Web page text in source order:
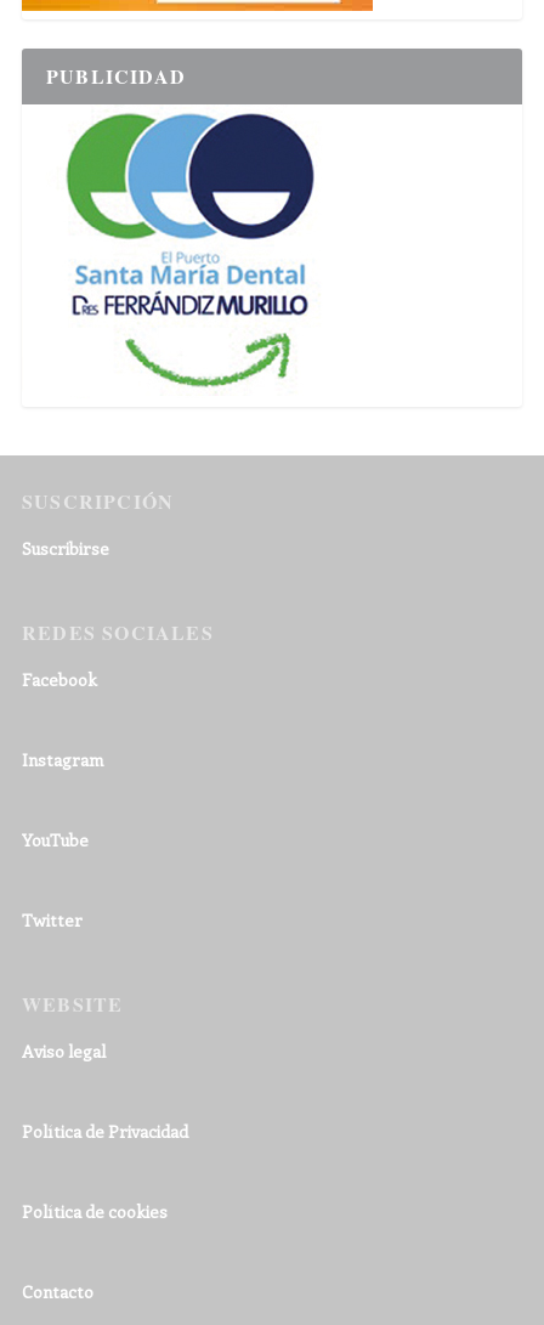
PUBLICIDAD
SUSCRIPCIÓN
Suscribirse
REDES SOCIALES
Facebook
Instagram
YouTube
Twitter
WEBSITE
Aviso legal
Política de Privacidad
Política de cookies
Contacto